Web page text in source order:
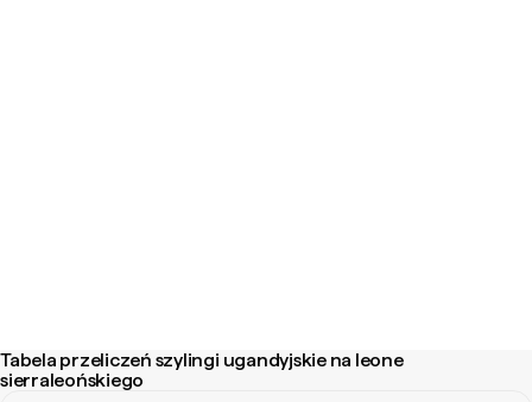
Tabela przeliczeń szylingi ugandyjskie na leone
sierraleońskiego